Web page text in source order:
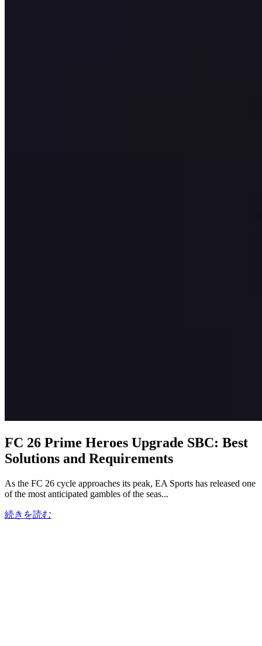
FC 26 Prime Heroes Upgrade SBC: Best
Solutions and Requirements
As the FC 26 cycle approaches its peak, EA Sports has released one
of the most anticipated gambles of the seas...
続きを読む